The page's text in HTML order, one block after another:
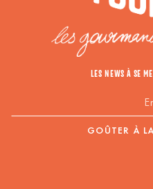
LES NEWS À SE